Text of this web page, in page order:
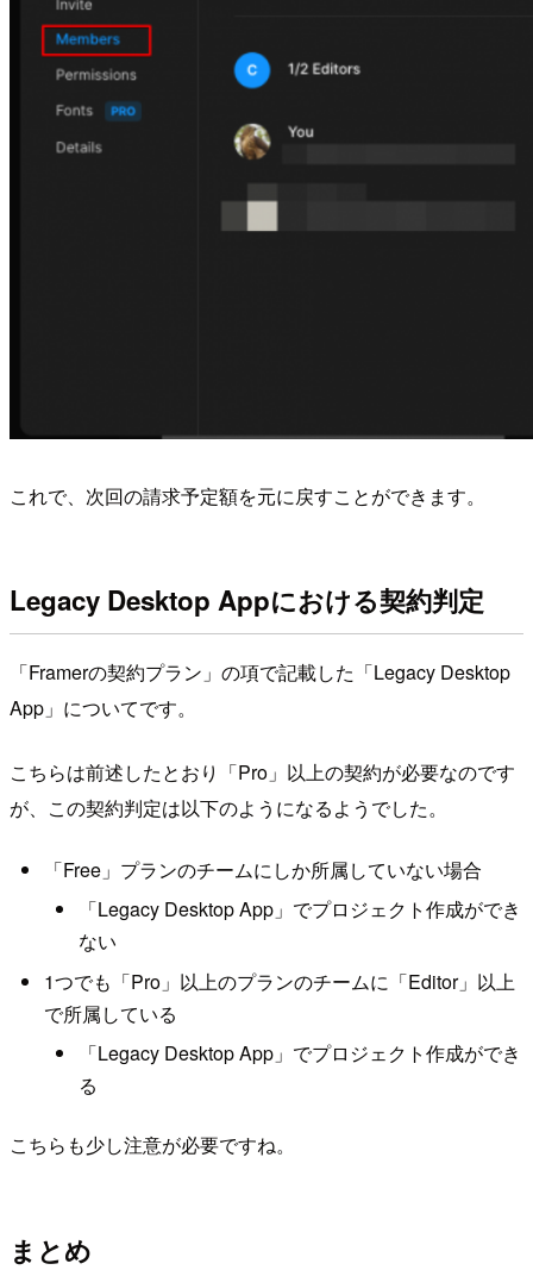
これで、次回の請求予定額を元に戻すことができます。
Legacy Desktop Appにおける契約判定
「Framerの契約プラン」の項で記載した「Legacy Desktop
App」についてです。
こちらは前述したとおり「Pro」以上の契約が必要なのです
が、この契約判定は以下のようになるようでした。
「Free」プランのチームにしか所属していない場合
「Legacy Desktop App」でプロジェクト作成ができ
ない
1つでも「Pro」以上のプランのチームに「Editor」以上
で所属している
「Legacy Desktop App」でプロジェクト作成ができ
る
こちらも少し注意が必要ですね。
まとめ